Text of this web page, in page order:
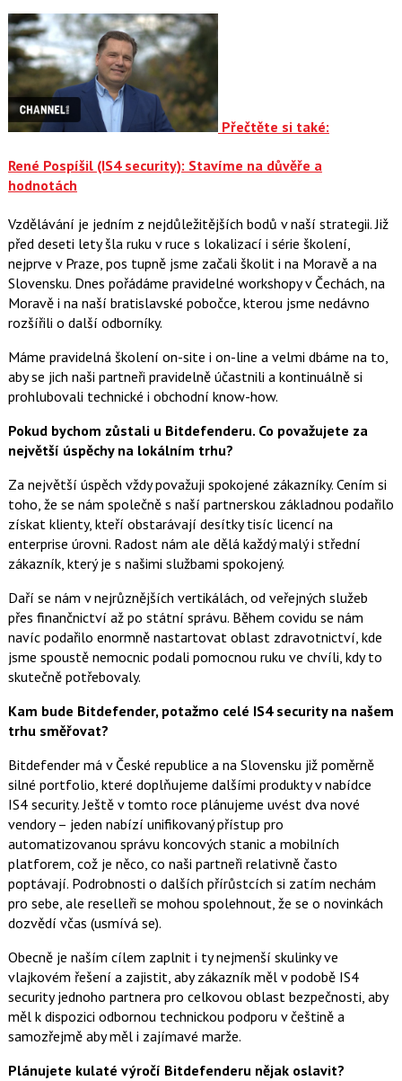
Přečtěte si také:
René Pospíšil (IS4 security): Stavíme na důvěře a
hodnotách
Vzdělávání je jedním z nejdůležitějších bodů v naší strategii. Již
před deseti lety šla ruku v ruce s lokalizací i série školení,
nejprve v Praze, pos tupně jsme začali školit i na Moravě a na
Slovensku. Dnes pořádáme pravidelné workshopy v Čechách, na
Moravě i na naší bratislavské pobočce, kterou jsme nedávno
rozšířili o další odborníky.
Máme pravidelná školení on-site i on-line a velmi dbáme na to,
aby se jich naši partneři pravidelně účastnili a kontinuálně si
prohlubovali technické i obchodní know-how.
Pokud bychom zůstali u Bitdefenderu. Co považujete za
největší úspěchy na lokálním trhu?
Za největší úspěch vždy považuji spokojené zákazníky. Cením si
toho, že se nám společně s naší partnerskou základnou podařilo
získat klienty, kteří obstarávají desítky tisíc licencí na
enterprise úrovni. Radost nám ale dělá každý malý i střední
zákazník, který je s našimi službami spokojený.
Daří se nám v nejrůznějších vertikálách, od veřejných služeb
přes finančnictví až po státní správu. Během covidu se nám
navíc podařilo enormně nastartovat oblast zdravotnictví, kde
jsme spoustě nemocnic podali pomocnou ruku ve chvíli, kdy to
skutečně potřebovaly.
Kam bude Bitdefender, potažmo celé IS4 security na našem
trhu směřovat?
Bitdefender má v České republice a na Slovensku již poměrně
silné portfolio, které doplňujeme dalšími produkty v nabídce
IS4 security. Ještě v tomto roce plánujeme uvést dva nové
vendory – jeden nabízí unifikovaný přístup pro
automatizovanou správu koncových stanic a mobilních
platforem, což je něco, co naši partneři relativně často
poptávají. Podrobnosti o dalších přírůstcích si zatím nechám
pro sebe, ale reselleři se mohou spolehnout, že se o novinkách
dozvědí včas (usmívá se).
Obecně je naším cílem zaplnit i ty nejmenší skulinky ve
vlajkovém řešení a zajistit, aby zákazník měl v podobě IS4
security jednoho partnera pro celkovou oblast bezpečnosti, aby
měl k dispozici odbornou technickou podporu v češtině a
samozřejmě aby měl i zajímavé marže.
Plánujete kulaté výročí Bitdefenderu nějak oslavit?